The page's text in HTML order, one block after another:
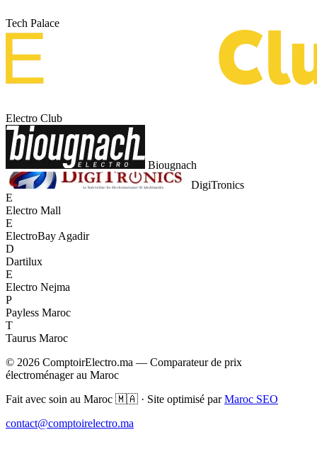
Tech Palace
Electro Club
Biougnach
DigiTronics
E
Electro Mall
E
ElectroBay Agadir
D
Dartilux
E
Electro Nejma
P
Payless Maroc
T
Taurus Maroc
© 2026 ComptoirElectro.ma — Comparateur de prix
électroménager au Maroc
Fait avec soin au Maroc 🇲🇦 · Site optimisé parMaroc SEO
contact@comptoirelectro.ma